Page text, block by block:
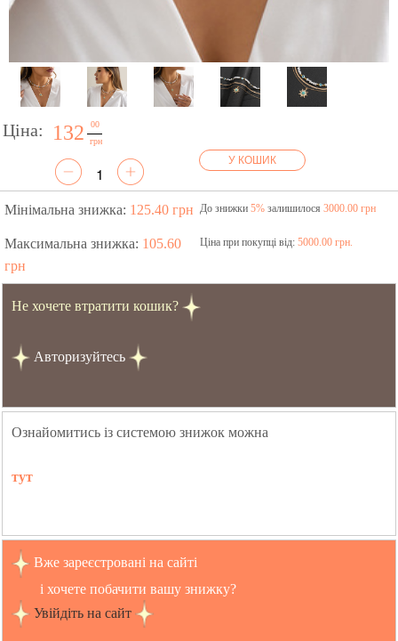
Ціна: 132
00
грн
У КОШИК
Мінімальна знижка: 125.40 грн До знижки 5%залишилося 3000.00 грн
Максимальна знижка: 105.60
грн
Ціна при покупці від: 5000.00 грн.
Не хочете втратити кошик?
Авторизуйтесь
Ознайомитись із системою знижок можна
тут
Вже зареєстровані на сайті
і хочете побачити вашу знижку?
Увійдіть на сайт